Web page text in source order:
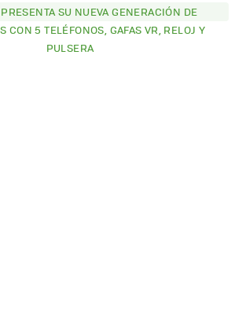
SU NUEVA GENERACIÓN DE
CON 5 TELÉFONOS, GAFAS VR, RELOJ Y
PULSERA